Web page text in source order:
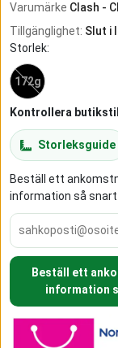
Varumärke Clash -
Tillgänglighet: Slut i
Storlek:
172g
Kontrollera
Storleksguide
Beställ ett
information så snart
Beställ ett
information